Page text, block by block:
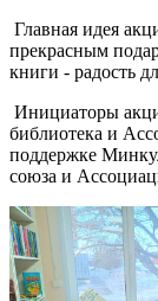
Главная идея
прекрасным
книги - радость
Инициаторы
библиотека и
поддержке
союза и